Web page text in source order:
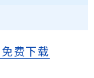
费下载